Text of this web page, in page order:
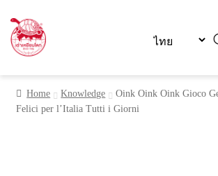
Skip
to
Skip
to
เกี่ยวกับเรา
Home Knowledge
Oink Oink Oink Gioco
Felici per l’Italia Tutti i Giorni